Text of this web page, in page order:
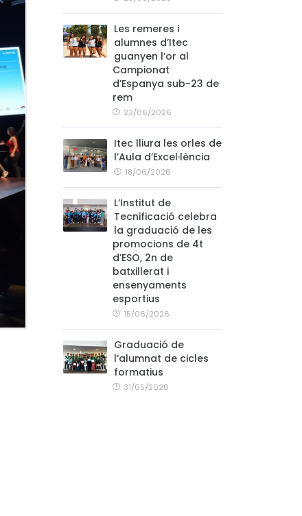
Les remeres i
alumnes d’Itec
guanyen l’or al
Campionat
d’Espanya sub-23 de
rem
23/06/2026
Itec lliura les orles de
l’Aula d’Excel·lència
18/06/2026
L’Institut de
Tecnificació celebra
la graduació de les
promocions de 4t
d’ESO, 2n de
batxillerat i
ensenyaments
esportius
15/06/2026
Graduació de
l’alumnat de cicles
formatius
31/05/2026